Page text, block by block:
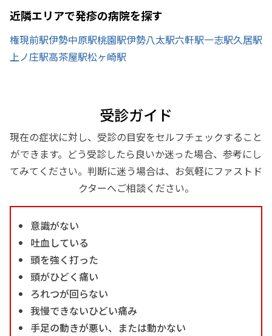
近隣エリアで発疹の病院を探す
権現前駅伊勢中原駅桃園駅伊勢八太駅六軒駅一志駅久居駅
上ノ庄駅高茶屋駅松ヶ崎駅
受診ガイド
現在の症状に対し、受診の目安をセルフチェックすること
ができます。どう受診したら良いか迷った場合、参考にし
てみてください。判断に迷う場合は、お気軽にファストド
クターへご相談ください。
意識がない
吐血している
頭を強く打った
頭がひどく痛い
ろれつが回らない
我慢できないひどい痛み
手足の動きが悪い、または動かない